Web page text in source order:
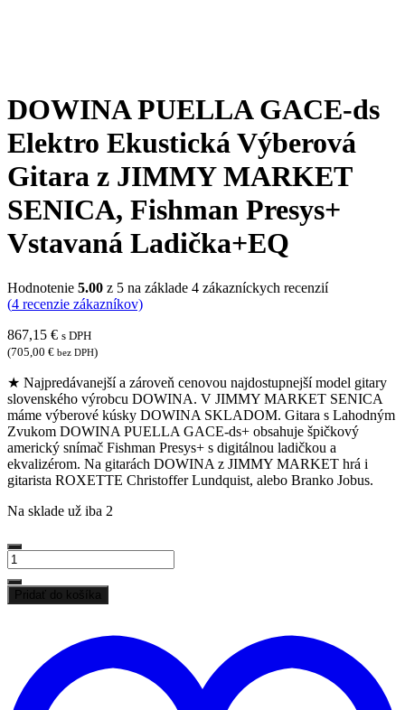
DOWINA PUELLA GACE-ds
Elektro Ekustická Výberová
Gitara z JIMMY MARKET
SENICA, Fishman Presys+
Vstavaná Ladička+EQ
Hodnotenie 5.00 z 5 na základe 4 zákazníckych recenzií
(4 recenzie zákazníkov)
867,15 € s DPH
(705,00 € bez DPH)
★ Najpredávanejší a zároveň cenovou najdostupnejší model gitary
slovenského výrobcu DOWINA. V JIMMY MARKET SENICA
máme výberové kúsky DOWINA SKLADOM. Gitara s Lahodným
Zvukom DOWINA PUELLA GACE-ds+ obsahuje špičkový
americký snímač Fishman Presys+ s digitálnou ladičkou a
ekvalizérom. Na gitarách DOWINA z JIMMY MARKET hrá i
gitarista ROXETTE Christoffer Lundquist, alebo Branko Jobus.
Na sklade už iba 2
množstvo
DOWINA
PUELLA
GACE-
Ekustická
Výberová
Gitara
Pridať do košíka